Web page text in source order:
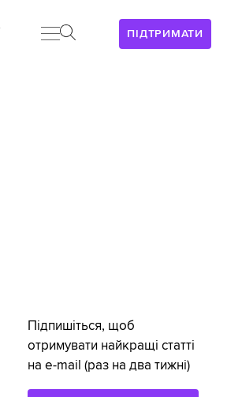
ПІДТРИМАТИ
Підпишіться, щоб
отримувати найкращі статті
на e-mail (раз на два тижні)